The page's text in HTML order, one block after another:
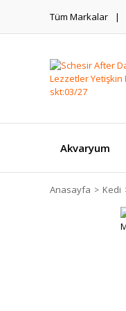
Tüm Markalar
Akvaryum
Anasayfa Kedi